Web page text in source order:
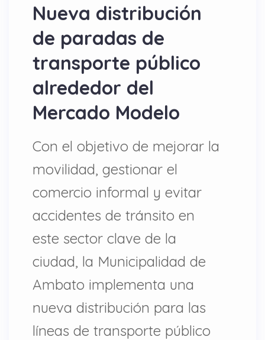
Nueva distribución
de paradas de
transporte público
alrededor del
Mercado Modelo
Con el objetivo de mejorar la
movilidad, gestionar el
comercio informal y evitar
accidentes de tránsito en
este sector clave de la
ciudad, la Municipalidad de
Ambato implementa una
nueva distribución para las
líneas de transporte público